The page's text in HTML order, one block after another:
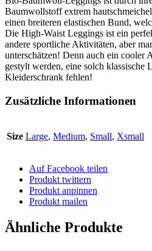
Baumwollstoff extrem
einen breiteren elastischen Bund,
Die High-Waist Leggings ist ein
andere sportliche Aktivitäten, aber
unterschätzen! Denn auch ein cooler
gestylt werden, eine solch klassische
Kleiderschrank fehlen!
Zusätzliche Informationen
Size Large, Medium, Small, Xsmall
Auf Facebook teilen
Produkt twittern
Produkt anpinnen
Produkt mailen
Ähnliche Produkte